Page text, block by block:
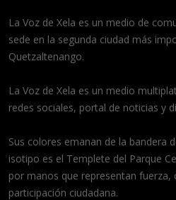
La Voz de Xela es un medio de
sede en la segunda ciudad más
Quetzaltenango.
La Voz de Xela es un medio
redes sociales, portal de noticias y
Sus colores emanan de la bandera
isotipo es el Templete del Parque
por manos que representan
participación ciudadana.